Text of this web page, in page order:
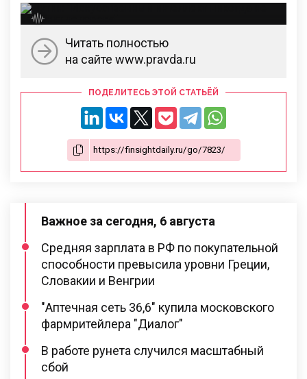
Читать полностью
на сайте www.pravda.ru
ПОДЕЛИТЕСЬ ЭТОЙ СТАТЬЁЙ
Важное за сегодня, 6 августа
Средняя зарплата в РФ по покупательной
способности превысила уровни Греции,
Словакии и Венгрии
"Аптечная сеть 36,6" купила московского
фармритейлера "Диалог"
В работе рунета случился масштабный
сбой